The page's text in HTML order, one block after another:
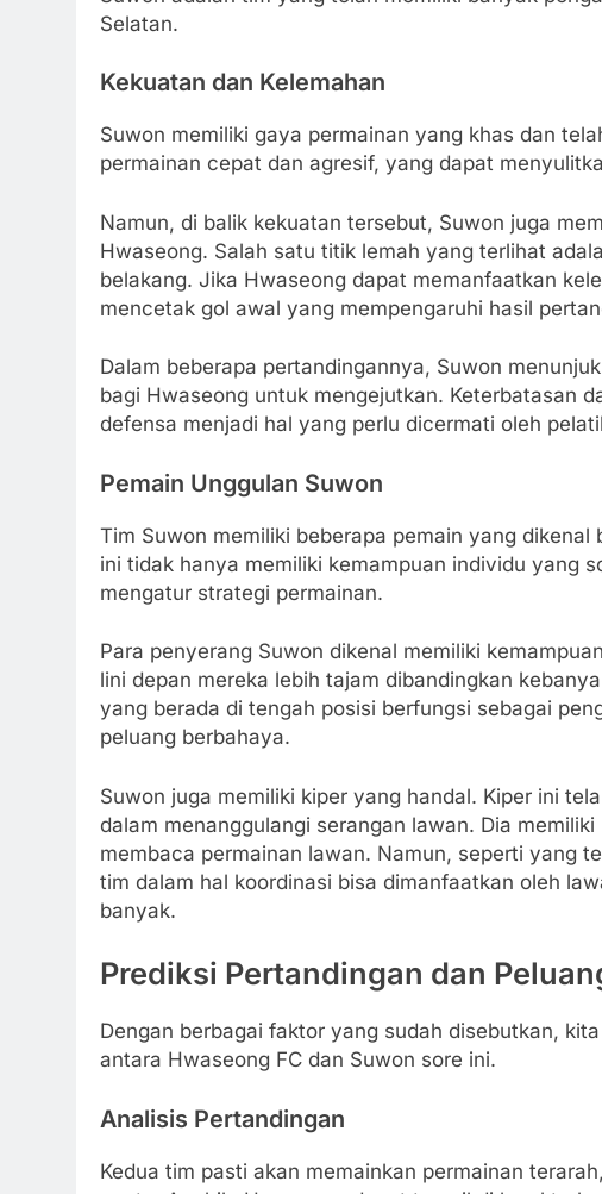
Selatan.
Kekuatan dan Kelemahan
Suwon memiliki gaya permainan yang khas dan
permainan cepat dan agresif, yang dapat
Namun, di balik kekuatan tersebut, Suwon juga
Hwaseong. Salah satu titik lemah yang terlihat
belakang. Jika Hwaseong dapat memanfaatkan
mencetak gol awal yang mempengaruhi hasil
Dalam beberapa pertandingannya, Suwon
bagi Hwaseong untuk mengejutkan. Keterbatasan
defensa menjadi hal yang perlu dicermati oleh
Pemain Unggulan Suwon
Tim Suwon memiliki beberapa pemain yang
ini tidak hanya memiliki kemampuan individu yang
mengatur strategi permainan.
Para penyerang Suwon dikenal memiliki
lini depan mereka lebih tajam dibandingkan
yang berada di tengah posisi berfungsi sebagai
peluang berbahaya.
Suwon juga memiliki kiper yang handal. Kiper ini
dalam menanggulangi serangan lawan. Dia
membaca permainan lawan. Namun, seperti yang
tim dalam hal koordinasi bisa dimanfaatkan oleh
banyak.
Prediksi Pertandingan dan
Dengan berbagai faktor yang sudah disebutkan,
antara Hwaseong FC dan Suwon sore ini.
Analisis Pertandingan
Kedua tim pasti akan memainkan permainan